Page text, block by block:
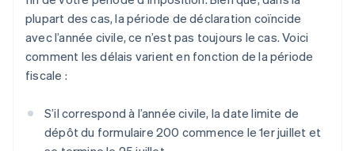
plupart des cas, la période de déclaration coïncide
avec l’année civile, ce n’est pas toujours le cas. Voici
comment les délais varient en fonction de la période
fiscale :
S’il correspond à l’année civile, la date limite de
dépôt du formulaire 200 commence le 1er juillet et